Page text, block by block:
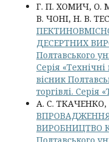
Г. П. ХОМИЧ, О.
В. ЧОНІ, Н. В.
ДЕСЕРТНИХ
Полтавського
Серія
вісник
торгівлі. Серія
А. С.
ВИРОБНИЦТВО